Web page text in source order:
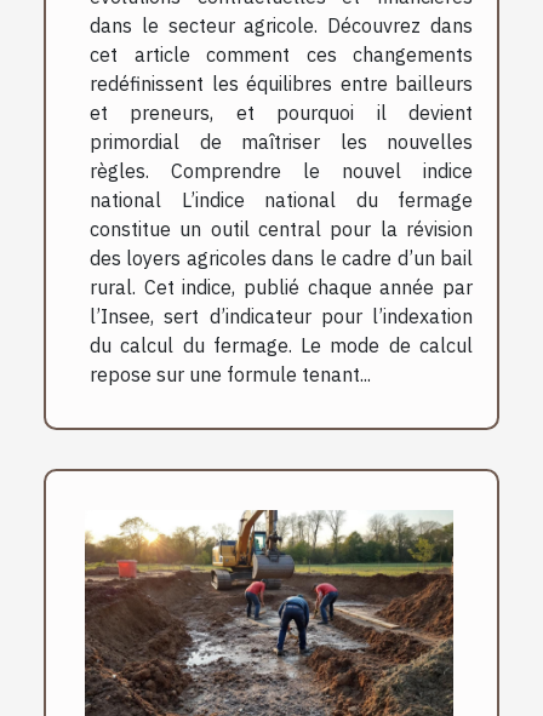
dans le secteur agricole. Découvrez dans
cet article comment ces changements
redéfinissent les équilibres entre bailleurs
et preneurs, et pourquoi il devient
primordial de maîtriser les nouvelles
règles. Comprendre le nouvel indice
national L’indice national du fermage
constitue un outil central pour la révision
des loyers agricoles dans le cadre d’un bail
rural. Cet indice, publié chaque année par
l’Insee, sert d’indicateur pour l’indexation
du calcul du fermage. Le mode de calcul
repose sur une formule tenant...